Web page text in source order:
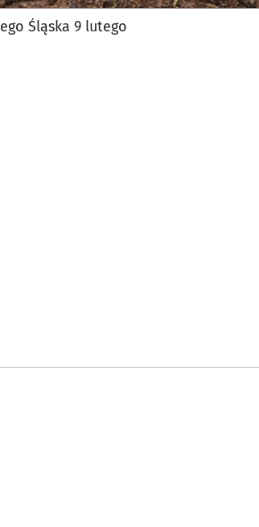
Śląska 9 lutego